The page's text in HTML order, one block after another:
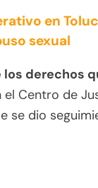
en
sexual
derechos
Centro de
se dio